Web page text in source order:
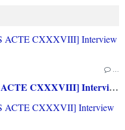
[LA PAROLE AUX GAMEURS ACTE CXXXVIII] Interview de Célia HODENT